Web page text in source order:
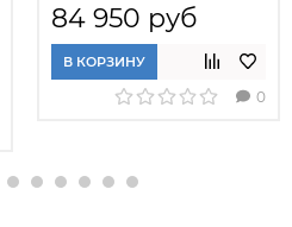
84 950 руб
В КОРЗИНУ
0